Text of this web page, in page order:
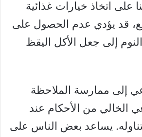
على اتخاذ خيارات غذائية
قد يؤدي عدم الحصول على
إلى جعل الأكل اليقظ
إلى ممارسة الملاحظة
الخالي من الأحكام عند
يساعد بعض الناس على